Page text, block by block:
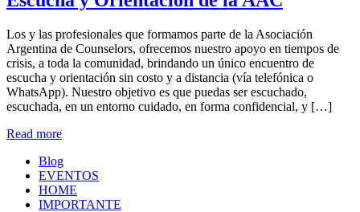
Los y las profesionales que formamos parte de la Asociación
Argentina de Counselors, ofrecemos nuestro apoyo en tiempos de
crisis, a toda la comunidad, brindando un único encuentro de
escucha y orientación sin costo y a distancia (vía telefónica o
WhatsApp). Nuestro objetivo es que puedas ser escuchado,
escuchada, en un entorno cuidado, en forma confidencial, y […]
Read more
Blog
EVENTOS
HOME
IMPORTANTE